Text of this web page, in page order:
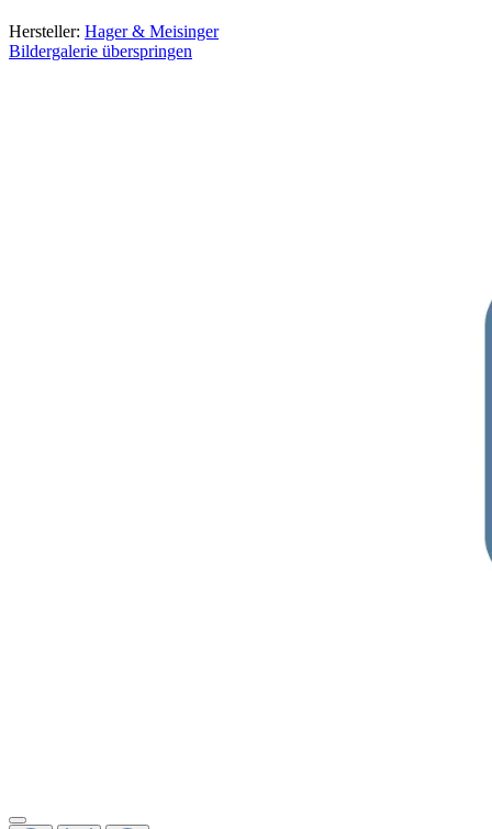
Hersteller: Hager & Meisinger
Bildergalerie überspringen